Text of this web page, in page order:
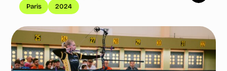
Paris 2024